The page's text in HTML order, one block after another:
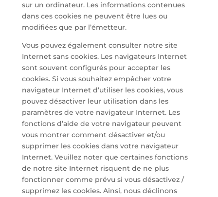
sur un ordinateur. Les informations contenues
dans ces cookies ne peuvent être lues ou
modifiées que par l’émetteur.
Vous pouvez également consulter notre site
Internet sans cookies. Les navigateurs Internet
sont souvent configurés pour accepter les
cookies. Si vous souhaitez empêcher votre
navigateur Internet d’utiliser les cookies, vous
pouvez désactiver leur utilisation dans les
paramètres de votre navigateur Internet. Les
fonctions d’aide de votre navigateur peuvent
vous montrer comment désactiver et/ou
supprimer les cookies dans votre navigateur
Internet. Veuillez noter que certaines fonctions
de notre site Internet risquent de ne plus
fonctionner comme prévu si vous désactivez /
supprimez les cookies. Ainsi, nous déclinons